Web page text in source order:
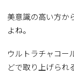
美意識の高い方か
よね。
ウルトラチャコー
どで取り上げられ